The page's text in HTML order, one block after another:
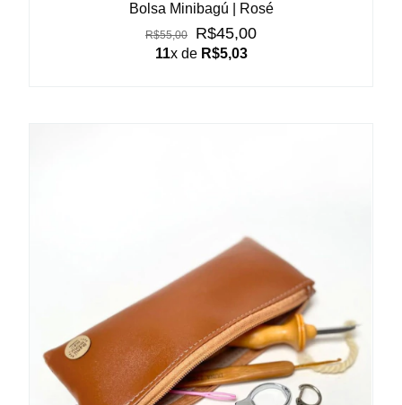
Bolsa Minibagú | Rosé
R$55,00 R$45,00
11x de R$5,03